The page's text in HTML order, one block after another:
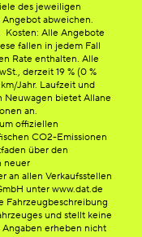
des jeweiligen
abweichen.
Kosten: Alle Angebote
fallen in jedem Fall
Rate enthalten. Alle
derzeit 19 % (0 %
Jahr. Laufzeit und
Neuwagen bietet Allane
an.
offiziellen
CO2-Emissionen
über den
neuer
an allen Verkaufsstellen
unter www.dat.de
Fahrzeugbeschreibung
und stellt keine
erheben nicht